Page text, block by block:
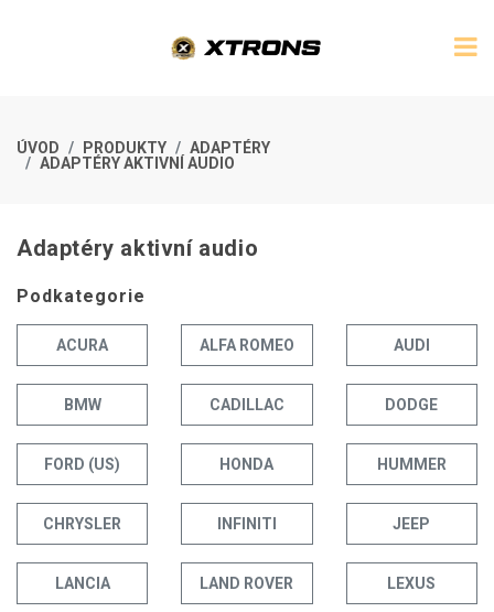
ÚVOD PRODUKTY
ADAPTÉRY
ADAPTÉRY AKTIVNÍ AUDIO
Adaptéry aktivní audio
Podkategorie
ACURA ALFA ROMEO AUDI
BMW CADILLAC DODGE
FORD (US) HONDA HUMMER
CHRYSLER INFINITI JEEP
LANCIA LAND ROVER LEXUS